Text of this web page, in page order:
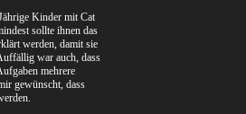
Kinder mit Cat
sollte ihnen das
werden, damit sie
war auch, dass
mehrere
gewünscht, dass